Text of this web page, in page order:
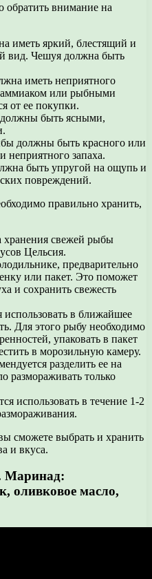
внимание на
иметь яркий, блестящий и
вид. Чешуя должна быть
иметь неприятного
аммиаком или рыбными
от ее покупки.
должны быть ясными,
должны быть красного или
неприятного запаха.
быть упругой на ощупь и
повреждений.
правильно хранить,
хранения свежей рыбы
Цельсия.
предварительно
или пакет. Это поможет
и сохранить свежесть
в ближайшее
Для этого рыбу необходимо
упаковать в пакет
в морозильную камеру.
разделить ее на
размораживать только
использовать в течение 1-2
сможете выбрать и хранить
и вкуса.
Маринад:
оливковое масло,